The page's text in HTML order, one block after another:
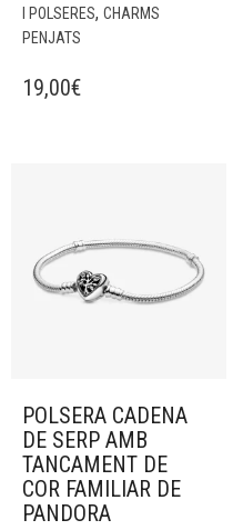
I POLSERES, CHARMS
PENJATS
19,00€
POLSERA CADENA
DE SERP AMB
TANCAMENT DE
COR FAMILIAR DE
PANDORA